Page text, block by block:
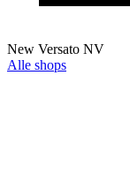
New Versato NV
Alle shops